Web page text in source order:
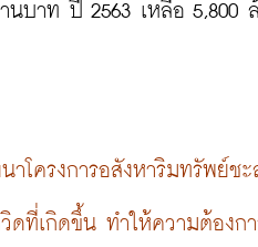
บาท ปี 2563 เหลือ 5,800
โครงการอสังหาริมทรัพย์
ดที่เกิดขึ้น ทำให้ความต้องก